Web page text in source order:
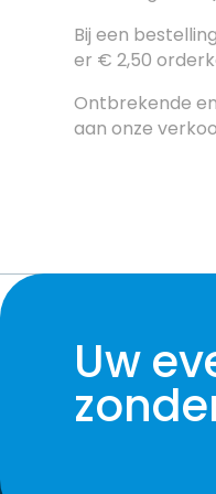
Bij een
er € 2,50
Ontbrekende
aan onze
Uw